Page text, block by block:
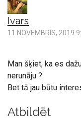
Ivars
11 NOVEMBRIS, 2019
Man šķiet, ka es
nerunāju ?
Bet tā jau būtu
Atbildēt